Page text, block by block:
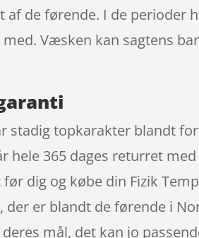
de førende. I de perioder
Væsken kan sagtens
stadig topkarakter blandt
365 dages returret
dig og købe din Fizik
er blandt de førende i
mål, det kan jo